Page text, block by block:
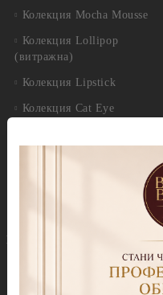
Колекция Mocha Mousse
Колекция Lollipop
(витражна)
Колекция Lipstick
Колекция Cat Eye
Бази
Прозрачни Бази за гел лак
Колекции цветни бази